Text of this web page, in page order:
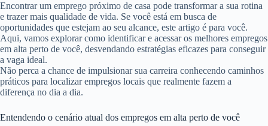
Encontrar um emprego próximo de casa pode transformar a sua rotina
e trazer mais qualidade de vida. Se você está em busca de
oportunidades que estejam ao seu alcance, este artigo é para você.
Aqui, vamos explorar como identificar e acessar os melhores empregos
em alta perto de você, desvendando estratégias eficazes para conseguir
a vaga ideal.
Não perca a chance de impulsionar sua carreira conhecendo caminhos
práticos para localizar empregos locais que realmente fazem a
diferença no dia a dia.
Entendendo o cenário atual dos empregos em alta perto de você